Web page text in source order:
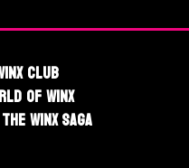
: The Winx Saga – De
Club
Of Winx
Winx Saga